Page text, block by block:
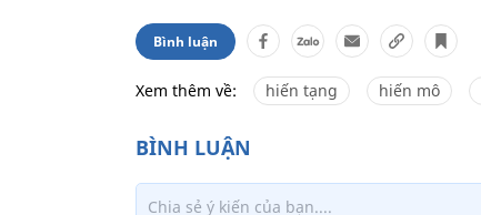
Bình luận
Xem thêm về: hiến tạng hiến mô